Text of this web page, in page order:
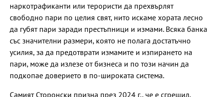
наркотрафиканти или терористи да прехвърлят
свободно пари по целия свят, нито искаме хората лесно
да губят пари заради престъпници и измами. Всяка банка
със значителни размери, която не полага достатъчно
усилия, за да предотврати измамите и изпирането на
пари, може да излезе от бизнеса и по този начин да
подкопае доверието в по-широката система.
Самият Сторонски призна през 2024 г., че е сгрешил,